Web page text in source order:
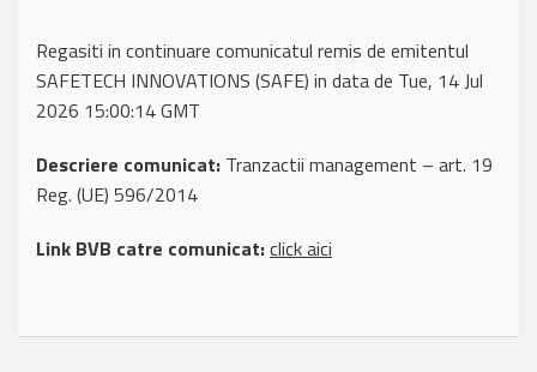
Regasiti in continuare comunicatul remis de emitentul
SAFETECH INNOVATIONS (SAFE) in data de Tue, 14 Jul
2026 15:00:14 GMT
Descriere comunicat: Tranzactii management – art. 19
Reg. (UE) 596/2014
Link BVB catre comunicat:click aici